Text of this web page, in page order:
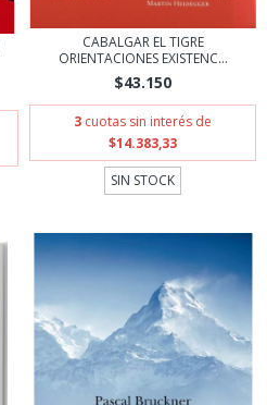
CABALGAR EL TIGRE
ORIENTACIONES EXISTENC...
$43.150
3 cuotas sin interés de
$14.383,33
SIN STOCK